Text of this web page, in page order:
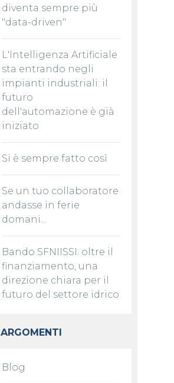
diventa sempre più
"data-driven"
L'Intelligenza Artificiale
sta entrando negli
impianti industriali: il
futuro
dell'automazione è già
iniziato
Si è sempre fatto così
Se un tuo collaboratore
andasse in ferie
domani...
Bando SFNIISSI: oltre il
finanziamento, una
direzione chiara per il
futuro del settore idrico
ARGOMENTI
Blog